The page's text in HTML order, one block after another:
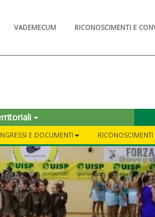
VADEMECUM RICONOSCIMENTI E
E DOCUMENTI